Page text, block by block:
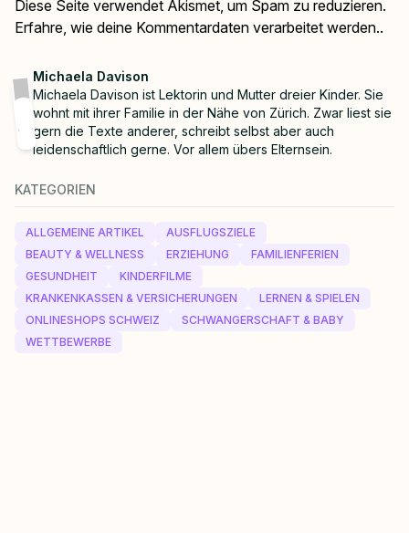
Diese Seite verwendet Akismet, um Spam zu reduzieren.
Erfahre, wie deine Kommentardaten verarbeitet werden..
Michaela Davison
Michaela Davison ist Lektorin und Mutter dreier Kinder. Sie
wohnt mit ihrer Familie in der Nähe von Zürich. Zwar liest sie
gern die Texte anderer, schreibt selbst aber auch
leidenschaftlich gerne. Vor allem übers Elternsein.
KATEGORIEN
ALLGEMEINE ARTIKEL
AUSFLUGSZIELE
BEAUTY & WELLNESS
ERZIEHUNG
FAMILIENFERIEN
GESUNDHEIT
KINDERFILME
KRANKENKASSEN & VERSICHERUNGEN
LERNEN & SPIELEN
ONLINESHOPS SCHWEIZ
SCHWANGERSCHAFT & BABY
WETTBEWERBE